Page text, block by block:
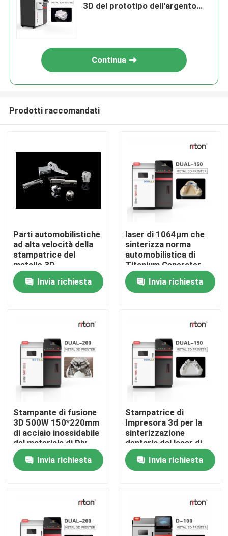
Casa
Chi siamo
Prodotti
Stampante del metallo 3D del laser
Stampante dello SLM 3D
Stampante di DLMS 3D
Stampante LCD 3D
Resina fotosensibile
3D del prototipo dell'argento
Continua
Prodotti raccomandati
Parti automobilistiche
ad alta velocità della
stampatrice del
metallo 3D
14000mm/S
Invia richiesta
laser di 1064μm che
sinterizza norma
automobilistica di
Titanium Generater
Industrial della
stampante 3D
Invia richiesta
Stampante di fusione
3D 500W 150*220mm
di acciaio inossidabile
del materiale di Diy
Invia richiesta
Stampatrice di
Impresora 3d per la
sinterizzazione
dentaria del laser di
Sls
Invia richiesta